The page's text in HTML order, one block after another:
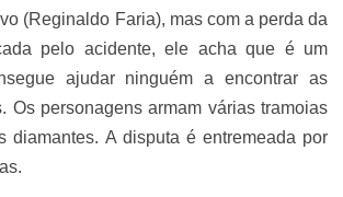
(Reginaldo Faria), mas com a perda da
pelo acidente, ele acha que é um
ajudar ninguém a encontrar as
Os personagens armam várias tramoias
diamantes. A disputa é entremeada por